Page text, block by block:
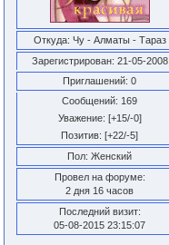
Откуда: Чу - Алматы - Тараз
Зарегистрирован: 21-05-2008
Приглашений: 0
Сообщений: 169
Уважение: [+15/-0]
Позитив: [+22/-5]
Пол: Женский
Провел на форуме:
2 дня 16 часов
Последний визит:
05-08-2015 23:15:07